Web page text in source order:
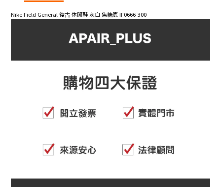
Nike Field General 復古 休閒鞋 灰白 焦糖底 IF0666-300